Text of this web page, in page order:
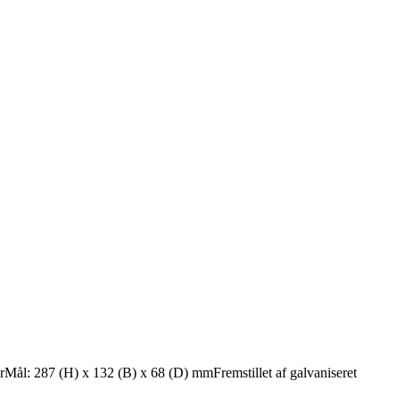
287 (H) x 132 (B) x 68 (D) mmFremstillet af galvaniseret